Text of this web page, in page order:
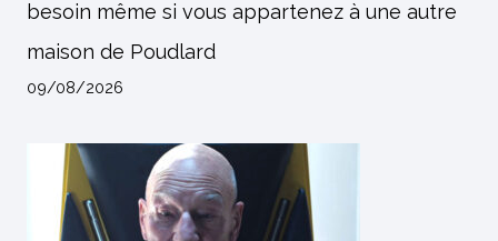
besoin même si vous appartenez à une autre
maison de Poudlard
09/08/2026